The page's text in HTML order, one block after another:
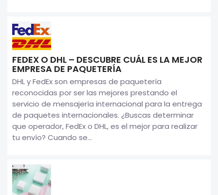
FEDEX O DHL – DESCUBRE CUÁL ES LA MEJOR
EMPRESA DE PAQUETERÍA
DHL y FedEx son empresas de paquetería
reconocidas por ser las mejores prestando el
servicio de mensajería internacional para la entrega
de paquetes internacionales. ¿Buscas determinar
que operador, FedEx o DHL, es el mejor para realizar
tu envío? Cuando se...